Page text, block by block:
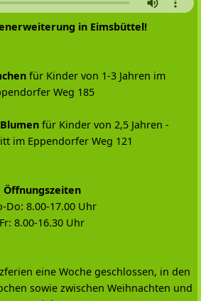
in Eimsbüttel!
für Kinder von 1-3 Jahren im
Weg 185
für Kinder von 2,5 Jahren -
im Eppendorfer Weg 121
Öffnungszeiten
Do: 8.00-17.00 Uhr
Fr: 8.00-16.30 Uhr
eine Woche geschlossen, in den
sowie zwischen Weihnachten und